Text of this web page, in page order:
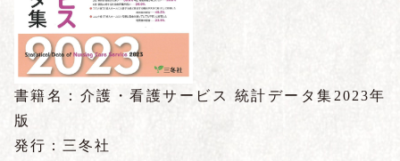
書籍名：介護・看護サービス 統計データ集2023年
版
発行：三冬社